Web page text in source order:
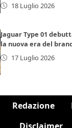
18 Luglio 2026
Jaguar Type 01
la nuova era del
17 Luglio 2026
Redazione